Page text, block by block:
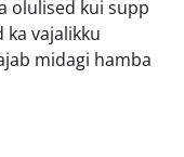
olulised kui supp
ka vajalikku
midagi hamba